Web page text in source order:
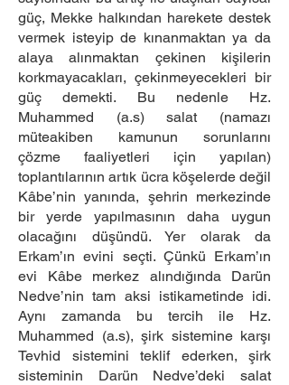
güç, Mekke halkından harekete destek
vermek isteyip de kınanmaktan ya da
alaya alınmaktan çekinen kişilerin
korkmayacakları, çekinmeyecekleri bir
güç demekti. Bu nedenle Hz.
Muhammed (a.s) salat (namazı
müteakiben kamunun sorunlarını
çözme faaliyetleri için yapılan)
toplantılarının artık ücra köşelerde değil
Kâbe’nin yanında, şehrin merkezinde
bir yerde yapılmasının daha uygun
olacağını düşündü. Yer olarak da
Erkam’ın evini seçti. Çünkü Erkam’ın
evi Kâbe merkez alındığında Darün
Nedve’nin tam aksi istikametinde idi.
Aynı zamanda bu tercih ile Hz.
Muhammed (a.s), şirk sistemine karşı
Tevhid sistemini teklif ederken, şirk
sisteminin Darün Nedve’deki salat